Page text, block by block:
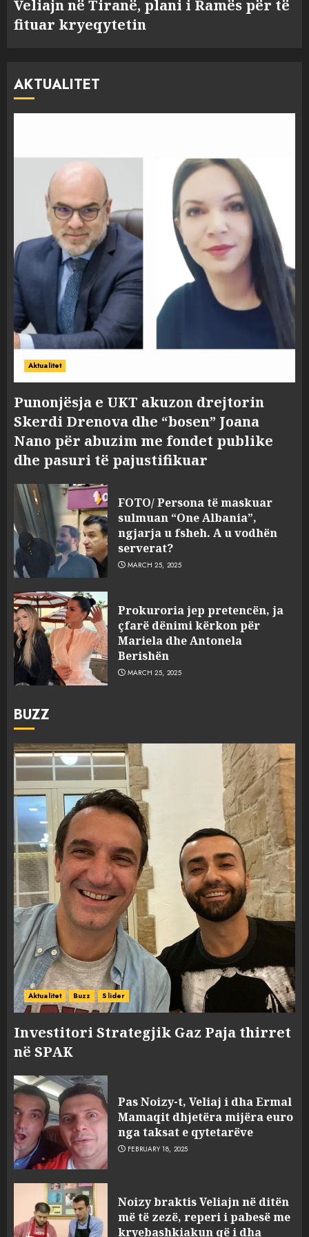
Veliajn në Tiranë, plani i Ramës për të
fituar kryeqytetin
AKTUALITET
Aktualitet
Punonjësja e UKT akuzon drejtorin
Skerdi Drenova dhe “bosen” Joana
Nano për abuzim me fondet publike
dhe pasuri të pajustifikuar
FOTO/ Persona të maskuar
sulmuan “One Albania”,
ngjarja u fsheh. A u vodhën
serverat?
MARCH 25, 2025
Prokuroria jep pretencën, ja
çfarë dënimi kërkon për
Mariela dhe Antonela
Berishën
MARCH 25, 2025
BUZZ
Aktualitet Buzz Slider
Investitori Strategjik Gaz Paja thirret
në SPAK
Pas Noizy-t, Veliaj i dha Ermal
Mamaqit dhjetëra mijëra euro
nga taksat e qytetarëve
FEBRUARY 18, 2025
Noizy braktis Veliajn në ditën
më të zezë, reperi i pabesë me
kryebashkiakun që i dha
sulmuan “One Albania”,
ngjarja u fsheh. A u vodhën